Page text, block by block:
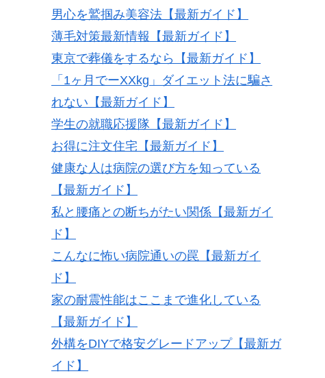
男心を鷲掴み美容法【最新ガイド】
薄毛対策最新情報【最新ガイド】
東京で葬儀をするなら【最新ガイド】
「1ヶ月でーXXkg」ダイエット法に騙さ
れない【最新ガイド】
学生の就職応援隊【最新ガイド】
お得に注文住宅【最新ガイド】
健康な人は病院の選び方を知っている
【最新ガイド】
私と腰痛との断ちがたい関係【最新ガイ
ド】
こんなに怖い病院通いの罠【最新ガイ
ド】
家の耐震性能はここまで進化している
【最新ガイド】
外構をDIYで格安グレードアップ【最新ガ
イド】